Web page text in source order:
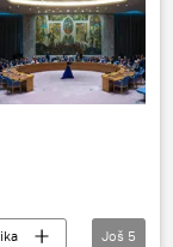
Još 5